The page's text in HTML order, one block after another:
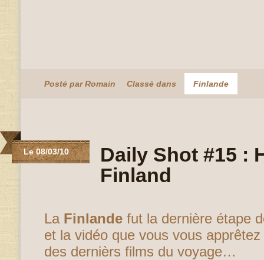
Posté par Romain Classé dans Finlande
Le 08/03/10
Daily Shot #15 :
Finland
La Finlande fut la dernière étape
et la vidéo que vous vous apprêtez
des dernièrs films du voyage…